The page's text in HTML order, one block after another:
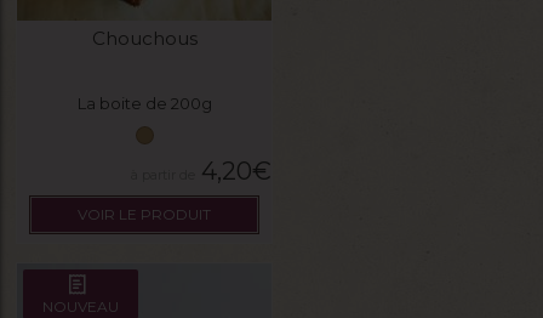
Chouchous
La boite de 200g
4,20€
VOIR LE PRODUIT
NOUVEAU